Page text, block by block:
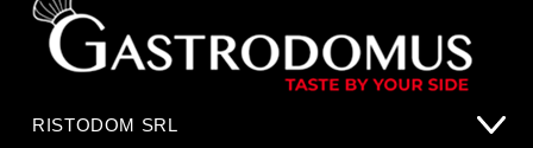
RISTODOM SRL